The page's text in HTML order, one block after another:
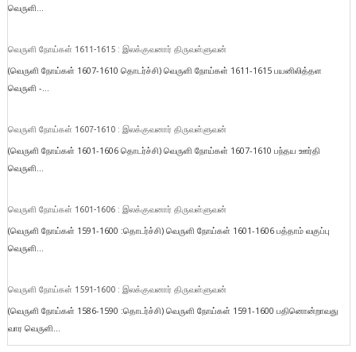
வெருளி...
வெருளி நோய்கள் 1611-1615 : இலக்குவனார் திருவள்ளுவன்
(வெருளி நோய்கள் 1607-1610 தொடர்ச்சி) வெருளி நோய்கள் 1611-1615 பயனிலித்தள
வெருளி -...
வெருளி நோய்கள் 1607-1610 : இலக்குவனார் திருவள்ளுவன்
(வெருளி நோய்கள் 1601-1606 தொடர்ச்சி) வெருளி நோய்கள் 1607-1610 பந்தய ஊர்தி
வெருளி...
வெருளி நோய்கள் 1601-1606 : இலக்குவனார் திருவள்ளுவன்
(வெருளி நோய்கள் 1591-1600 :தொடர்ச்சி) வெருளி நோய்கள் 1601-1606 பத்தாம் வகுப்பு
வெருளி...
வெருளி நோய்கள் 1591-1600 : இலக்குவனார் திருவள்ளுவன்
(வெருளி நோய்கள் 1586-1590 :தொடர்ச்சி) வெருளி நோய்கள் 1591-1600 பதினொன்றாவது
வார வெருளி...